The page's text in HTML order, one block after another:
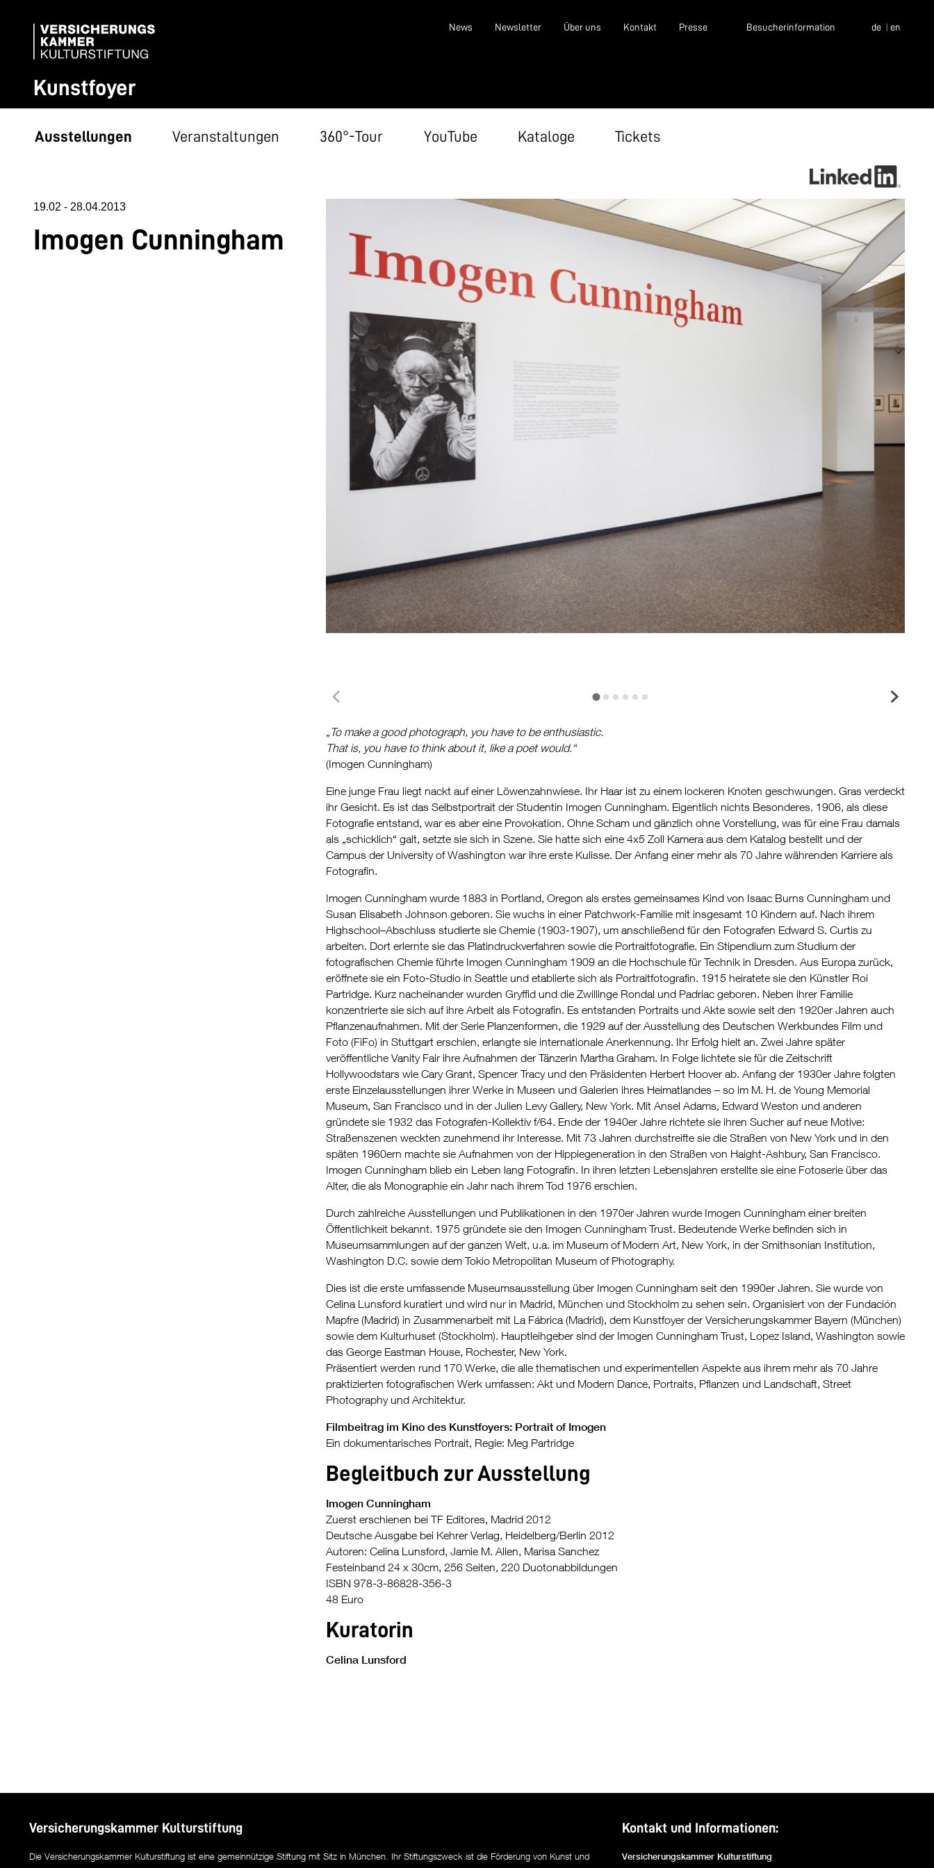
News Newsletter Über uns Kontakt Presse Besucherinformation de en
Kunstfoyer
Ausstellungen Veranstaltungen 360°-Tour YouTube Kataloge Tickets
„To make a good photograph, you have to be enthusiastic.
That is, you have to think about it, like a poet would.“
(Imogen Cunningham)
Eine junge Frau liegt nackt auf einer Löwenzahnwiese. Ihr Haar ist zu einem lockeren Knoten geschwungen. Gras verdeckt
ihr Gesicht. Es ist das Selbstportrait der Studentin Imogen Cunningham. Eigentlich nichts Besonderes. 1906, als diese
Fotografie entstand, war es aber eine Provokation. Ohne Scham und gänzlich ohne Vorstellung, was für eine Frau damals
als „schicklich“ galt, setzte sie sich in Szene. Sie hatte sich eine 4x5 Zoll Kamera aus dem Katalog bestellt und der
Campus der University of Washington war ihre erste Kulisse. Der Anfang einer mehr als 70 Jahre währenden Karriere als
Fotografin.
Imogen Cunningham wurde 1883 in Portland, Oregon als erstes gemeinsames Kind von Isaac Burns Cunningham und
Susan Elisabeth Johnson geboren. Sie wuchs in einer Patchwork-Familie mit insgesamt 10 Kindern auf. Nach ihrem
Highschool–Abschluss studierte sie Chemie (1903-1907), um anschließend für den Fotografen Edward S. Curtis zu
arbeiten. Dort erlernte sie das Platindruckverfahren sowie die Portraitfotografie. Ein Stipendium zum Studium der
fotografischen Chemie führte Imogen Cunningham 1909 an die Hochschule für Technik in Dresden. Aus Europa zurück,
eröffnete sie ein Foto-Studio in Seattle und etablierte sich als Portraitfotografin. 1915 heiratete sie den Künstler Roi
Partridge. Kurz nacheinander wurden Gryffid und die Zwillinge Rondal und Padriac geboren. Neben ihrer Familie
konzentrierte sie sich auf ihre Arbeit als Fotografin. Es entstanden Portraits und Akte sowie seit den 1920er Jahren auch
Pflanzenaufnahmen. Mit der Serie Planzenformen, die 1929 auf der Ausstellung des Deutschen Werkbundes Film und
Foto (FiFo) in Stuttgart erschien, erlangte sie internationale Anerkennung. Ihr Erfolg hielt an. Zwei Jahre später
veröffentliche Vanity Fair ihre Aufnahmen der Tänzerin Martha Graham. In Folge lichtete sie für die Zeitschrift
Hollywoodstars wie Cary Grant, Spencer Tracy und den Präsidenten Herbert Hoover ab. Anfang der 1930er Jahre folgten
erste Einzelausstellungen ihrer Werke in Museen und Galerien ihres Heimatlandes – so im M. H. de Young Memorial
Museum, San Francisco und in der Julien Levy Gallery, New York. Mit Ansel Adams, Edward Weston und anderen
gründete sie 1932 das Fotografen-Kollektiv f/64. Ende der 1940er Jahre richtete sie ihren Sucher auf neue Motive:
Straßenszenen weckten zunehmend ihr Interesse. Mit 73 Jahren durchstreifte sie die Straßen von New York und in den
späten 1960ern machte sie Aufnahmen von der Hippiegeneration in den Straßen von Haight-Ashbury, San Francisco.
Imogen Cunningham blieb ein Leben lang Fotografin. In ihren letzten Lebensjahren erstellte sie eine Fotoserie über das
Alter, die als Monographie ein Jahr nach ihrem Tod 1976 erschien.
Durch zahlreiche Ausstellungen und Publikationen in den 1970er Jahren wurde Imogen Cunningham einer breiten
Öffentlichkeit bekannt. 1975 gründete sie den Imogen Cunningham Trust. Bedeutende Werke befinden sich in
Museumsammlungen auf der ganzen Welt, u.a. im Museum of Modern Art, New York, in der Smithsonian Institution,
Washington D.C. sowie dem Tokio Metropolitan Museum of Photography.
Dies ist die erste umfassende Museumsausstellung über Imogen Cunningham seit den 1990er Jahren. Sie wurde von
Celina Lunsford kuratiert und wird nur in Madrid, München und Stockholm zu sehen sein. Organisiert von der Fundación
Mapfre (Madrid) in Zusammenarbeit mit La Fábrica (Madrid), dem Kunstfoyer der Versicherungskammer Bayern (München)
sowie dem Kulturhuset (Stockholm). Hauptleihgeber sind der Imogen Cunningham Trust, Lopez Island, Washington sowie
das George Eastman House, Rochester, New York.
Präsentiert werden rund 170 Werke, die alle thematischen und experimentellen Aspekte aus ihrem mehr als 70 Jahre
praktizierten fotografischen Werk umfassen: Akt und Modern Dance, Portraits, Pflanzen und Landschaft, Street
Photography und Architektur.
Filmbeitrag im Kino des Kunstfoyers: Portrait of Imogen
Ein dokumentarisches Portrait, Regie: Meg Partridge
Begleitbuch zur Ausstellung
Imogen Cunningham
Zuerst erschienen bei TF Editores, Madrid 2012
Deutsche Ausgabe bei Kehrer Verlag, Heidelberg/Berlin 2012
Autoren: Celina Lunsford, Jamie M. Allen, Marisa Sanchez
Festeinband 24 x 30cm, 256 Seiten, 220 Duotonabbildungen
ISBN 978-3-86828-356-3
48 Euro
Kuratorin
Celina Lunsford
19.02 - 28.04.2013
Imogen Cunningham
Versicherungskammer Kulturstiftung
Die Versicherungskammer Kulturstiftung ist eine gemeinnützige Stiftung mit Sitz in München. Ihr Stiftungszweck ist die Förderung von Kunst und
Kontakt und Informationen:
Versicherungskammer Kulturstiftung